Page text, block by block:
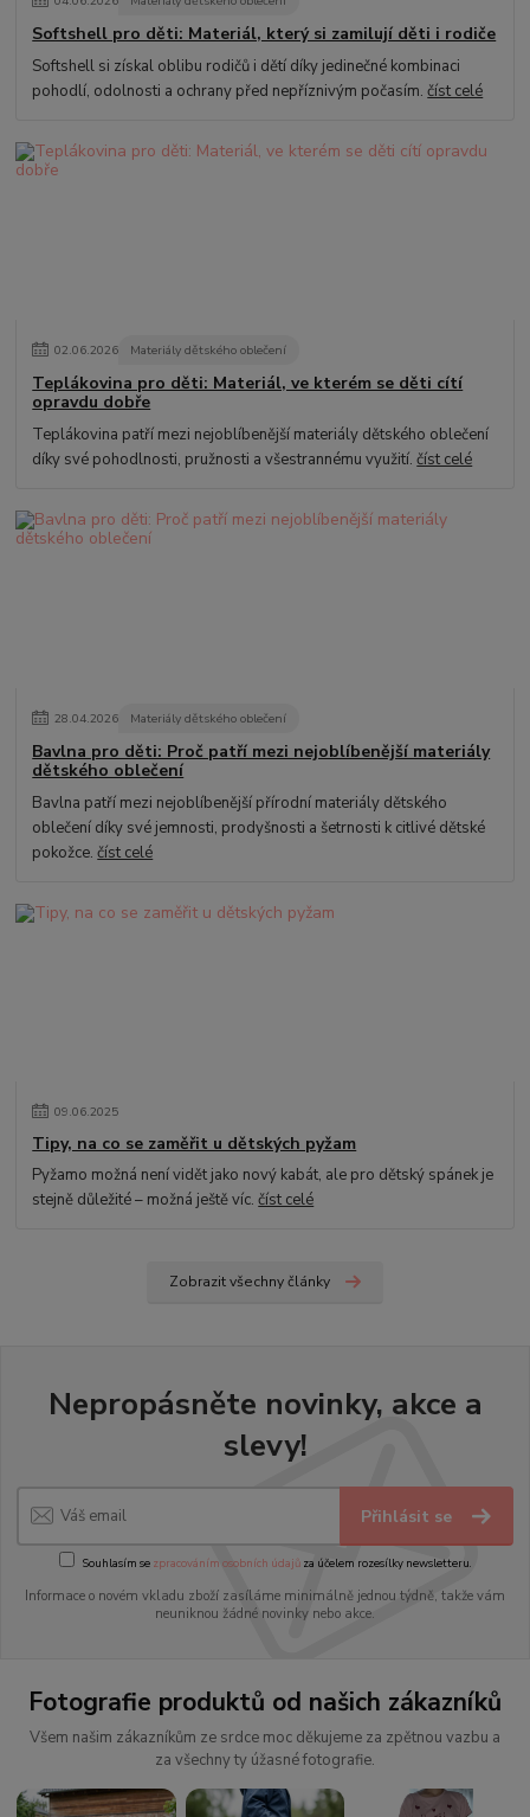
Softshell pro děti: Materiál, který si zamilují děti i rodiče
Softshell si získal oblibu rodičů i dětí díky jedinečné kombinaci
pohodlí, odolnosti a ochrany před nepříznivým počasím.číst celé
02.06.2026 Materiály dětského oblečení
Teplákovina pro děti: Materiál, ve kterém se děti cítí
opravdu dobře
Teplákovina patří mezi nejoblíbenější materiály dětského oblečení
díky své pohodlnosti, pružnosti a všestrannému využití.číst celé
28.04.2026 Materiály dětského oblečení
Bavlna pro děti: Proč patří mezi nejoblíbenější materiály
dětského oblečení
Bavlna patří mezi nejoblíbenější přírodní materiály dětského
oblečení díky své jemnosti, prodyšnosti a šetrnosti k citlivé dětské
pokožce.číst celé
09.06.2025
Tipy, na co se zaměřit u dětských pyžam
Pyžamo možná není vidět jako nový kabát, ale pro dětský spánek je
stejně důležité – možná ještě víc.číst celé
Zobrazit všechny články
Nepropásněte novinky, akce a
slevy!
Přihlásit se
Souhlasím se zpracováním osobních údajůza účelem rozesílky newsletteru.
Informace o novém vkladu zboží zasíláme minimálně jednou týdně, takže vám
neuniknou žádné novinky nebo akce.
Fotografie produktů od našich zákazníků
Všem našim zákazníkům ze srdce moc děkujeme za zpětnou vazbu a
za všechny ty úžasné fotografie.